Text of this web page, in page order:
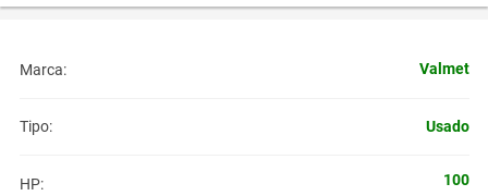
Marca: Valmet
Tipo: Usado
HP: 100